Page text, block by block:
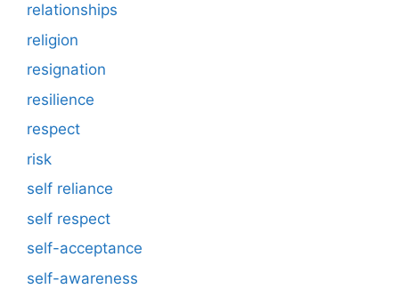
relationships
religion
resignation
resilience
respect
risk
self reliance
self respect
self-acceptance
self-awareness